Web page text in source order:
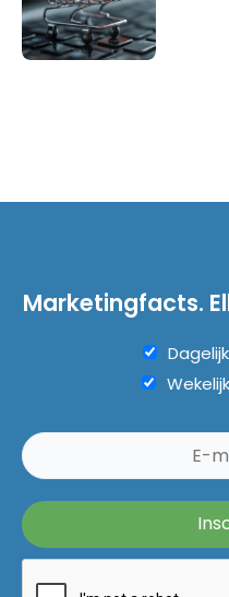
Marketingfacts.